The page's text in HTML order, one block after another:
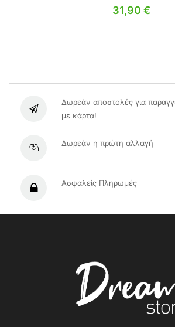
31,90 €
Δωρεάν αποστολές για
με κάρτα!
Δωρεάν η πρώτη αλλαγή
Ασφαλείς Πληρωμές